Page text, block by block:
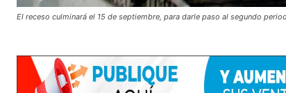
El receso culminará el 15 de septiembre, para darle paso al segundo